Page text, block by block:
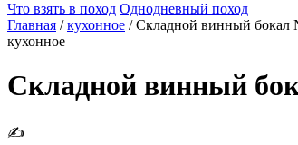
Что взять в поход Однодневный поход
Главная / кухонное / Складной винный бокал
кухонное
Складной винный
✍